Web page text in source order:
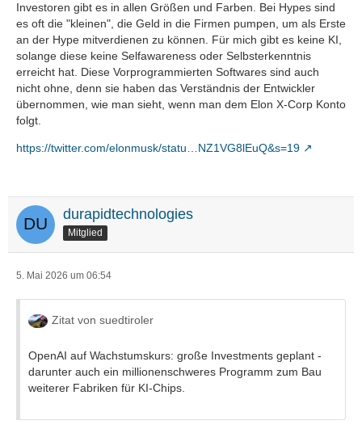
Investoren gibt es in allen Größen und Farben. Bei Hypes sind
es oft die "kleinen", die Geld in die Firmen pumpen, um als Erste
an der Hype mitverdienen zu können. Für mich gibt es keine KI,
solange diese keine Selfawareness oder Selbsterkenntnis
erreicht hat. Diese Vorprogrammierten Softwares sind auch
nicht ohne, denn sie haben das Verständnis der Entwickler
übernommen, wie man sieht, wenn man dem Elon X-Corp Konto
folgt.
https://twitter.com/elonmusk/statu…NZ1VG8lEuQ&s=19
durapidtechnologies
Mitglied
5. Mai 2026 um 06:54
Zitat von suedtiroler
OpenAI auf Wachstumskurs: große Investments geplant -
darunter auch ein millionenschweres Programm zum Bau
weiterer Fabriken für KI-Chips.